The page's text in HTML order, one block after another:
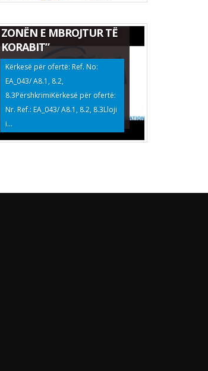
DHE PRODUKTIVITETIT
ZONËN E MBROJTUR TË
KORABIT”
Kërkesë për ofertë: Ref. No:
EA_043/ A8.1, 8.2,
8.3PërshkrimiKërkesë për ofertë:
Nr. Ref.: EA_043/ A8.1, 8.2, 8.3Lloji
i...